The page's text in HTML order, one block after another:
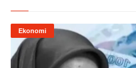
Ekonomi